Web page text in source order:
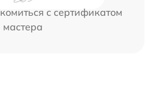
с сертификатом
мастера